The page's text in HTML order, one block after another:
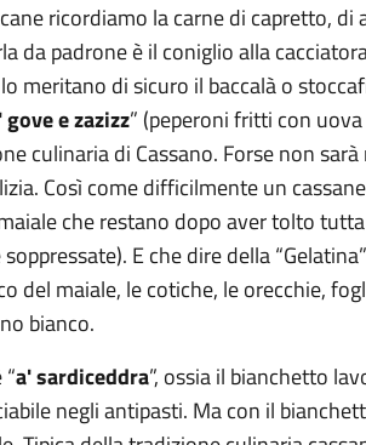
ricordiamo la carne di capretto, di
da padrone è il coniglio alla
meritano di sicuro il baccalà o
e zazizz” (peperoni fritti con
culinaria di Cassano. Forse non
Così come difficilmente un
che restano dopo aver tolto
E che dire della
del maiale, le cotiche, le orecchie,
bianco.
a' sardiceddra”, ossia il bianchetto
negli antipasti. Ma con il